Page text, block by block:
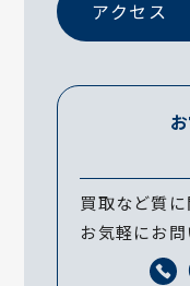
アクセス
買取など質
お気軽にお問